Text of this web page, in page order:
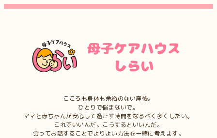
こころも身体も余裕のない産後。
ひとりで悩まないで。
ママと赤ちゃんが安心して過ごす時間をなるべく多くしたい。
これでいいんだ。こうするといいんだ。
会ってお話することでよりよい方法を一緒に考えます。